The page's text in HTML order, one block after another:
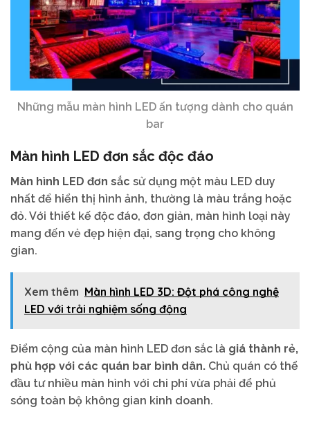
Những mẫu màn hình LED ấn tượng dành cho quán
bar
Màn hình LED đơn sắc độc đáo
Màn hình LED đơn sắc sử dụng một màu LED duy
nhất để hiển thị hình ảnh, thường là màu trắng hoặc
đỏ. Với thiết kế độc đáo, đơn giản, màn hình loại này
mang đến vẻ đẹp hiện đại, sang trọng cho không
gian.
Xem thêm Màn hình LED 3D: Đột phá công nghệ
LED với trải nghiệm sống động
Điểm cộng của màn hình LED đơn sắc là giá thành rẻ,
phù hợp với các quán bar bình dân. Chủ quán có thể
đầu tư nhiều màn hình với chi phí vừa phải để phủ
sóng toàn bộ không gian kinh doanh.